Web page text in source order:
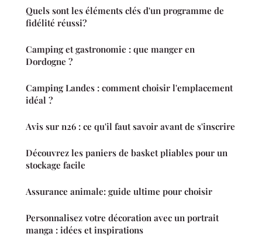
Quels sont les éléments clés d'un programme de
fidélité réussi?
Camping et gastronomie : que manger en
Dordogne ?
Camping Landes : comment choisir l'emplacement
idéal ?
Avis sur n26 : ce qu'il faut savoir avant de s'inscrire
Découvrez les paniers de basket pliables pour un
stockage facile
Assurance animale: guide ultime pour choisir
Personnalisez votre décoration avec un portrait
manga : idées et inspirations